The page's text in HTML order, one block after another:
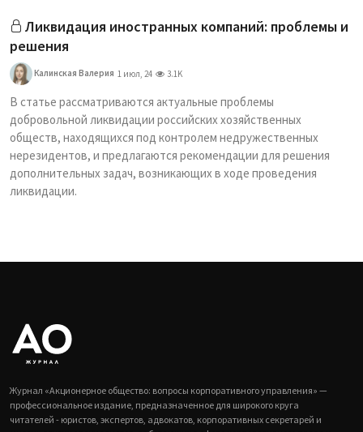
Ликвидация иностранных компаний: проблемы и
решения
Калинская Валерия 1 июл, 24 3.1K
В статье рассматриваются актуальные проблемы
добровольной ликвидации российских хозяйственных
обществ, находящихся под контролем недружественных
нерезидентов, и предлагаются рекомендации для решения
дополнительных задач, возникающих в ходе проведения
ликвидации.
Журнал «Акционерное общество: вопросы корпоративного управления» —
профессиональное издание, предназначенное для широкого круга
читателей - юристов, экспертов, адвокатов, корпоративных секретарей и